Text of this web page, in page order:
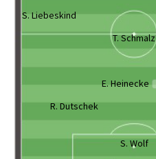
S. Liebeskind
T. Schmalz
E. Heinecke
R. Dutschek
S. Wolf